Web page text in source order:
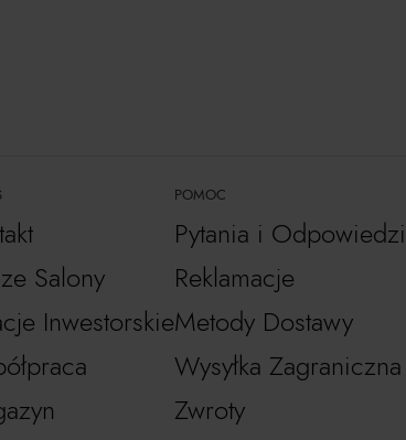
Salony
Inwestorskie
POMOC
Pytania i Odpowiedzi
Reklamacje
Metody Dostawy
Wysyłka Zagraniczna
Zwroty